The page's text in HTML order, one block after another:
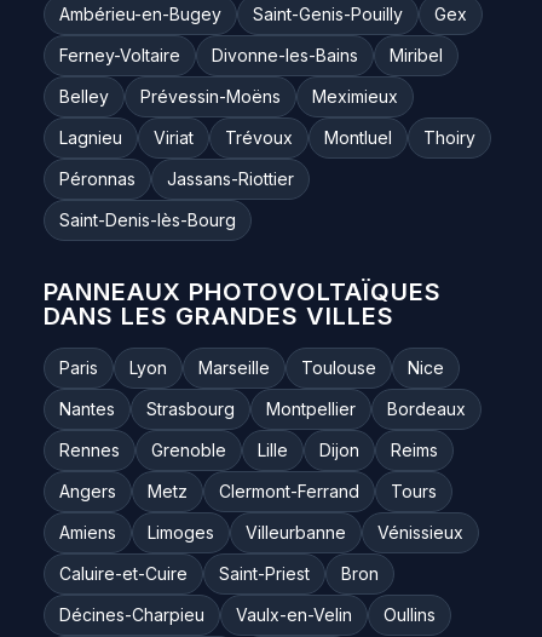
Ambérieu-en-Bugey
Saint-Genis-Pouilly
Gex
Ferney-Voltaire
Divonne-les-Bains
Miribel
Belley
Prévessin-Moëns
Meximieux
Lagnieu
Viriat Trévoux Montluel
Thoiry
Péronnas
Jassans-Riottier
Saint-Denis-lès-Bourg
PANNEAUX PHOTOVOLTAÏQUES
DANS LES GRANDES VILLES
Paris Lyon Marseille Toulouse
Nice
Nantes
Strasbourg Montpellier
Bordeaux
Rennes
Grenoble Lille Dijon
Reims
Angers
Metz Clermont-Ferrand
Tours
Amiens
Limoges Villeurbanne
Vénissieux
Caluire-et-Cuire
Saint-Priest
Bron
Décines-Charpieu
Vaulx-en-Velin
Oullins